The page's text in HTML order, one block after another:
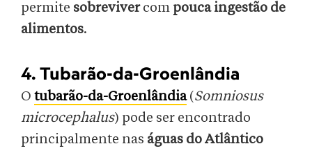
permite sobrevivercom pouca ingestão de
alimentos.
4. Tubarão-da-Groenlândia
O tubarão-da-Groenlândia(Somniosus
microcephalus) pode ser encontrado
principalmente nas águas do Atlântico